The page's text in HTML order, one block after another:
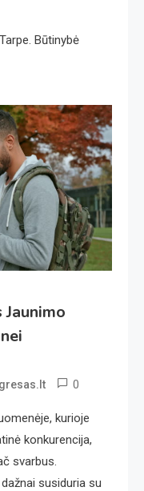
Būtinybė
0
kurioje
konkurencija,
svarbus.
susiduria su